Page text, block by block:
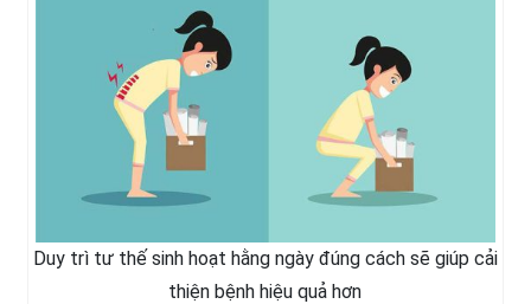
Duy trì tư thế sinh hoạt hằng ngày đúng cách sẽ giúp cải
thiện bệnh hiệu quả hơn